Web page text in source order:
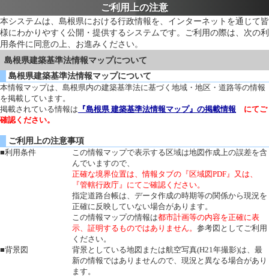
ご利用上の注意
本システムは、島根県における行政情報を、インターネットを通じて皆
様にわかりやすく公開・提供するシステムです。ご利用の際は、次の利
用条件に同意の上、お進みください。
島根県建築基準法情報マップについて
島根県建築基準法情報マップについて
本情報マップは、島根県内の建築基準法に基づく地域・地区・道路等の情報
を掲載しています。
掲載されている情報は 『島根県 建築基準法情報マップ』の掲載情報 にてご
確認ください。
ご利用上の注意事項
■利用条件
この情報マップで表示する区域は地図作成上の誤差を含
んでいますので、
正確な境界位置は、情報タブの『区域図PDF』又は、
『管轄行政庁』にてご確認ください。
指定道路台帳は、データ作成の時期等の関係から現況を
正確に反映していない場合があります。
この情報マップの情報は都市計画等の内容を正確に表
示、証明するものではありません。 参考図としてご利用
ください。
■背景図
背景としている地図または航空写真(H21年撮影)は、最
新の情報ではありませんので、現況と異なる場合があり
ます。